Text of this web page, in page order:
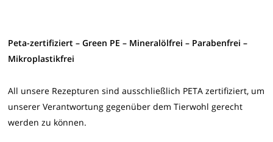
Peta-zertifiziert – Green PE – Mineralölfrei – Parabenfrei –
Mikroplastikfrei
All unsere Rezepturen sind ausschließlich PETA zertifiziert, um
unserer Verantwortung gegenüber dem Tierwohl gerecht
werden zu können.